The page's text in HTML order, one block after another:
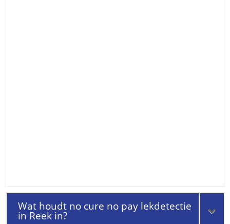
Wat houdt no cure no pay lekdetectie
in Reek in?